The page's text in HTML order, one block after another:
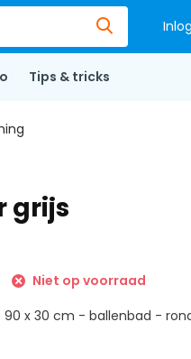
Tips & tricks
grijs
Niet op voorraad
x 30 cm - ballenbad -